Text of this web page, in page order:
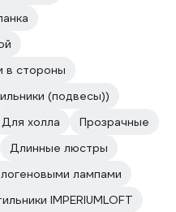
в стороны
(подвесы))
Для холла
Прозрачные
Длинные люстры
лампами
IMPERIUMLOFT